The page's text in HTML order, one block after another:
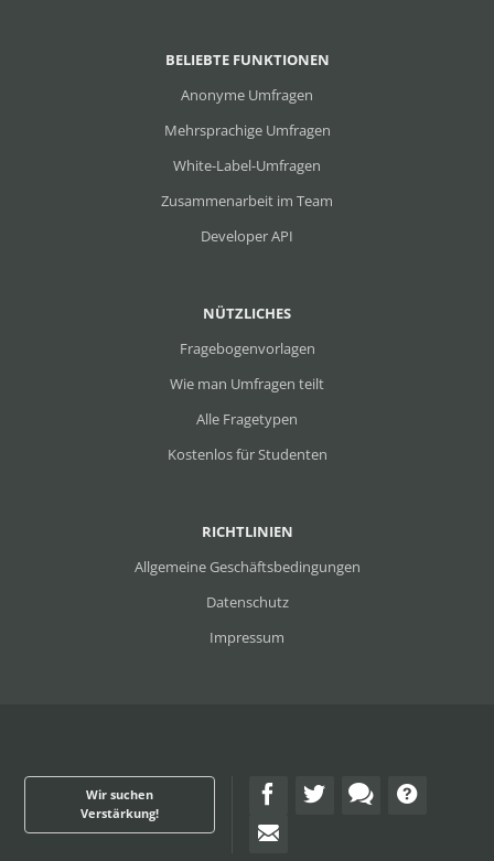
RICHTLINIEN
Allgemeine Geschäftsbedingungen
Datenschutz
Impressum
NÜTZLICHES
Fragebogenvorlagen
Wie man Umfragen teilt
Alle Fragetypen
Kostenlos für Studenten
BELIEBTE FUNKTIONEN
Anonyme Umfragen
Mehrsprachige Umfragen
White-Label-Umfragen
Zusammenarbeit im Team
Developer API
Wir suchen
Verstärkung!